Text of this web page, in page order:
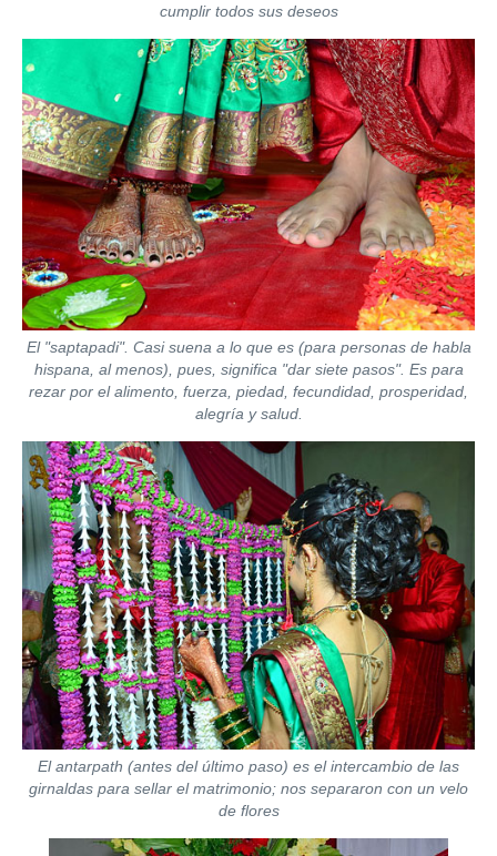
cumplir todos sus deseos
El "saptapadi". Casi suena a lo que es (para personas de habla
hispana, al menos), pues, significa "dar siete pasos". Es para
rezar por el alimento, fuerza, piedad, fecundidad, prosperidad,
alegría y salud.
Elantarpath (antes del último paso) es el intercambio de las
girnaldas para sellar el matrimonio; nos separaron con un velo
de flores